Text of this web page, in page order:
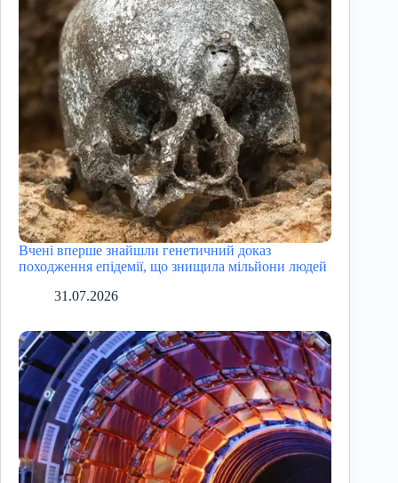
Вчені вперше знайшли генетичний доказ
походження епідемії, що знищила мільйони людей
31.07.2026